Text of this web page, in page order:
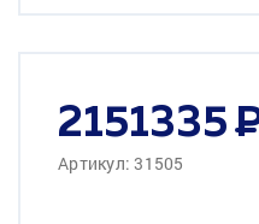
2151335
Артикул: 31505